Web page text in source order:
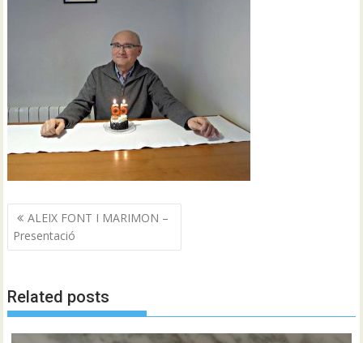
Navegació
d'entrades
ALEIX FONT I MARIMON –
Presentació
Related posts